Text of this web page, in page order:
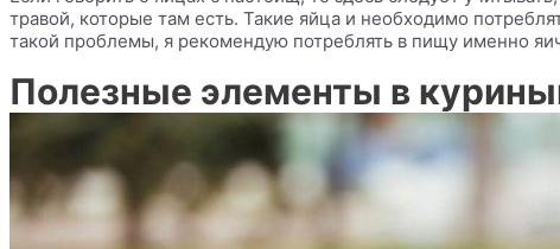
травой, которые там есть. Такие яйца и необходимо
такой проблемы, я рекомендую потреблять в пищу именно
Полезные элементы в